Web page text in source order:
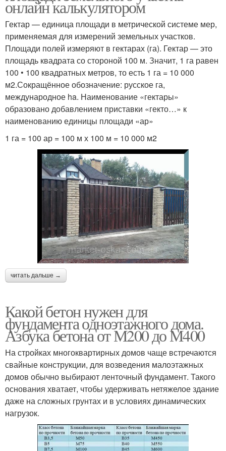
онлайн калькулятором
Гектар — единица площади в метрической системе мер,
применяемая для измерений земельных участков.
Площади полей измеряют в гектарах (га). Гектар — это
площадь квадрата со стороной 100 м. Значит, 1 га равен
100 • 100 квадратных метров, то есть 1 га = 10 000
м2.Сокращённое обозначение: русское га,
международное ha. Наименование «гектары»
образовано добавлением приставки «гекто…» к
наименованию единицы площади «ар»
1 га = 100 ар = 100 м х 100 м = 10 000 м2
читать дальше →
Какой бетон нужен для
фундамента одноэтажного дома.
Азбука бетона от М200 до М400
На стройках многоквартирных домов чаще встречаются
свайные конструкции, для возведения малоэтажных
домов обычно выбирают ленточный фундамент. Такого
основания хватает, чтобы удерживать нетяжелое здание
даже на сложных грунтах и в условиях динамических
нагрузок.